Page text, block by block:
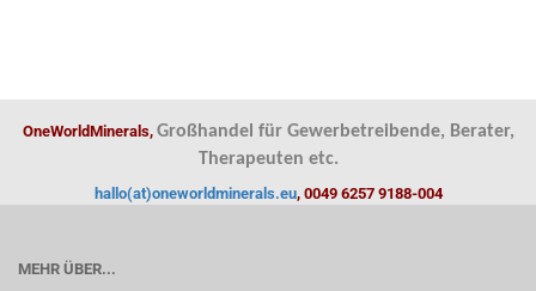
OneWorldMinerals, Großhandel für Gewerbetreibende, Berater,
Therapeuten etc.
hallo(at)oneworldminerals.eu, 0049 6257 9188-004
MEHR ÜBER...